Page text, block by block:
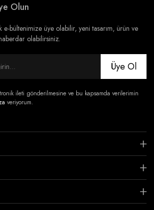
Olun
bültenimize üye olabilir, yeni tasarım, ürün ve
olabilirsiniz.
Üye Ol
ileti gönderilmesine ve bu kapsamda verilerimin
veriyorum.